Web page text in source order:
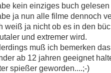
kein einziges buch
ja nun alle filme dennoch
weiß ja nicht ob es in den
und extremer wird.
muß ich bemerken
ab 12 jahren geeignet
spießer geworden....;-)